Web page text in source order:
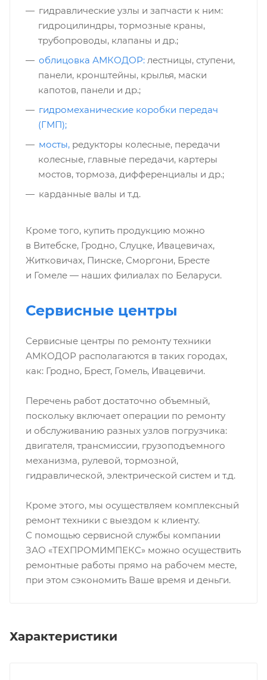
гидравлические узлы и запчасти к ним:
гидроцилиндры, тормозные краны,
трубопроводы, клапаны и др.;
облицовка АМКОДОР:лестницы, ступени,
панели, кронштейны, крылья, маски
капотов, панели и др.;
гидромеханические коробки передач
(ГМП);
мосты,редукторы колесные, передачи
колесные, главные передачи, картеры
мостов, тормоза, дифференциалы и др.;
карданные валы и т.д.
Кроме того, купить продукцию можно
в Витебске, Гродно, Слуцке, Ивацевичах,
Житковичах, Пинске, Сморгони, Бресте
и Гомеле — наших филиалах по Беларуси.
Сервисные центры
Сервисные центры по ремонту техники
АМКОДОР располагаются в таких городах,
как: Гродно, Брест, Гомель, Ивацевичи.
Перечень работ достаточно объемный,
поскольку включает операции по ремонту
и обслуживанию разных узлов погрузчика:
двигателя, трансмиссии, грузоподъемного
механизма, рулевой, тормозной,
гидравлической, электрической систем и т.д.
Кроме этого, мы осуществляем комплексный
ремонт техники с выездом к клиенту.
С помощью сервисной службы компании
ЗАО «ТЕХПРОМИМПЕКС» можно осуществить
ремонтные работы прямо на рабочем месте,
при этом сэкономить Ваше время и деньги.
Характеристики